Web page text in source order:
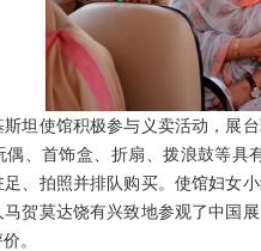
使馆积极参与义卖活动，展台
偶、首饰盒、折扇、拨浪鼓等具
、拍照并排队购买。使馆妇女
贺莫达饶有兴致地参观了中国
。